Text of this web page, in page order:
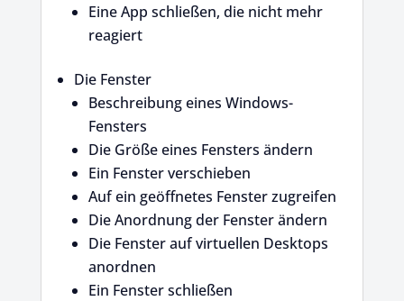
Eine App schließen, die nicht mehr
reagiert
Die Fenster
Beschreibung eines Windows-
Fensters
Die Größe eines Fensters ändern
Ein Fenster verschieben
Auf ein geöffnetes Fenster zugreifen
Die Anordnung der Fenster ändern
Die Fenster auf virtuellen Desktops
anordnen
Ein Fenster schließen